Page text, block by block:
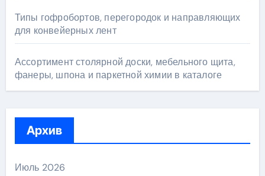
Типы гофробортов, перегородок и направляющих
для конвейерных лент
Ассортимент столярной доски, мебельного щита,
фанеры, шпона и паркетной химии в каталоге
Архив
Июль 2026